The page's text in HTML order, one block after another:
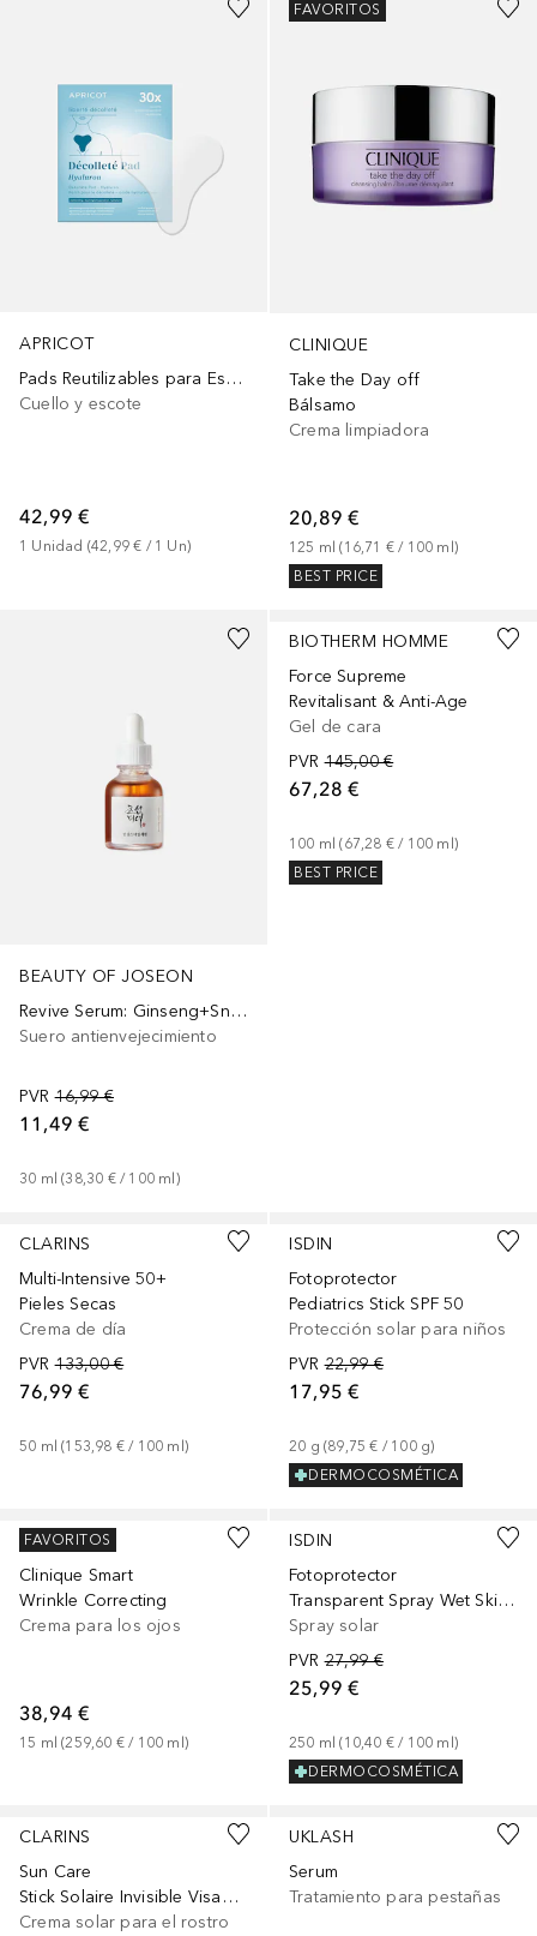
APRICOT
Pads Reutilizables para Escote con Ácido Hialurónico
Cuello y escote
42,99 €
1 Unidad (42,99 € / 1 Un)
CLINIQUE
Take the Day off
Bálsamo
Crema limpiadora
20,89 €
125 ml (16,71 € / 100 ml)
BEST PRICE
FAVORITOS
BEAUTY OF JOSEON
Revive Serum: Ginseng+Snail Mucin
Suero antienvejecimiento
PVR 16,99 €
11,49 €
30 ml (38,30 € / 100 ml)
BIOTHERM HOMME
Force Supreme
Revitalisant & Anti-Age
Gel de cara
PVR 145,00 €
67,28 €
100 ml (67,28 € / 100 ml)
BEST PRICE
CLARINS
Multi-Intensive 50+
Pieles Secas
Crema de día
PVR 133,00 €
76,99 €
50 ml (153,98 € / 100 ml)
ISDIN
Fotoprotector
Pediatrics Stick SPF 50
Protección solar para niños
PVR 22,99 €
17,95 €
20 g (89,75 € / 100 g)
DERMOCOSMÉTICA
CLINIQUE
Clinique Smart
Wrinkle Correcting
Crema para los ojos
38,94 €
15 ml (259,60 € / 100 ml)
FAVORITOS
ISDIN
Fotoprotector
Transparent Spray Wet Skin Spf 50
Spray solar
PVR 27,99 €
25,99 €
250 ml (10,40 € / 100 ml)
DERMOCOSMÉTICA
CLARINS
Sun Care
Stick Solaire Invisible Visage SPF 50
Crema solar para el rostro
UKLASH
Serum
Tratamiento para pestañas